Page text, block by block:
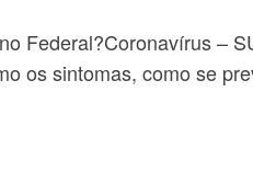
Federal?Coronavírus –
os sintomas, como se